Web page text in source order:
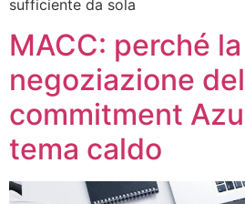
sufficiente da sola
MACC: perché la
negoziazione del
commitment
tema caldo